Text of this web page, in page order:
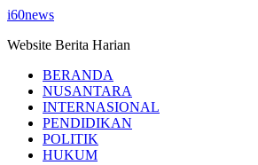
i60news
Website Berita Harian
BERANDA
NUSANTARA
INTERNASIONAL
PENDIDIKAN
POLITIK
HUKUM